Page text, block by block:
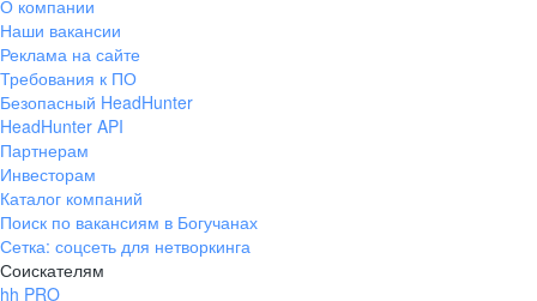
О компании
Наши вакансии
Реклама на сайте
Требования к ПО
Безопасный HeadHunter
HeadHunter API
Партнерам
Инвесторам
Каталог компаний
Поиск по вакансиям в Богучанах
Сетка: соцсеть для нетворкинга
Соискателям
hh PRO